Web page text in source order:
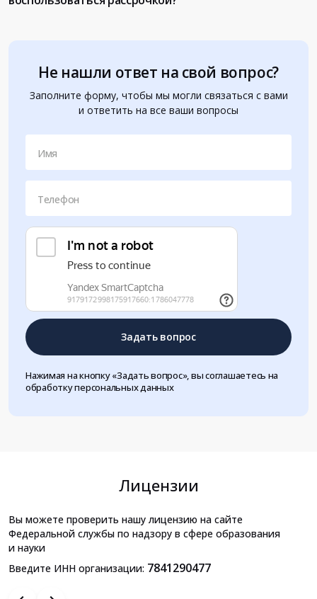
Не нашли ответ на свой вопрос?
Заполните форму, чтобы мы могли связаться с вами
и ответить на все ваши вопросы
Имя
Телефон
Задать вопрос
Нажимая на кнопку «Задать вопрос», вы соглашаетесь на
обработку персональных данных
Лицензии
Вы можете проверить нашу лицензию на сайте
Федеральной службы по надзору в сфере образования
и науки
Введите ИНН организации: 7841290477